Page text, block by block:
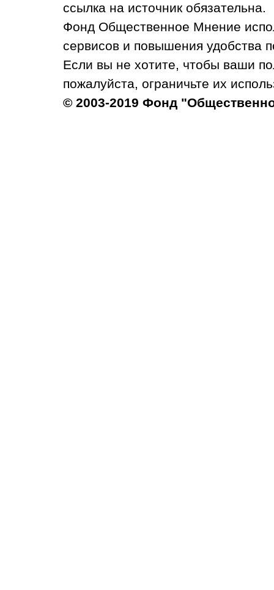
ссылка на источник обязательна.
Фонд Общественное Мнение
сервисов и повышения удобства
Если вы не хотите, чтобы ваши
пожалуйста, ограничьте их
© 2003-2019 Фонд